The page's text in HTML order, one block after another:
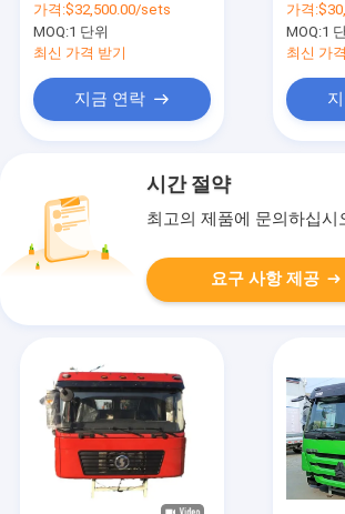
시 중국 공장 가격 핫 판
매 H3000 F3000
가격:$32,500.00/sets
MOQ:1 단위
최신 가격 받기
지금 연락
격
가격:
MOQ:1
최신 가
시간 절약
최고의 제품에 문의하십시
요구 사항 제공